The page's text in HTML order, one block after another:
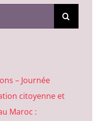
– Journée
citoyenne et
Maroc :